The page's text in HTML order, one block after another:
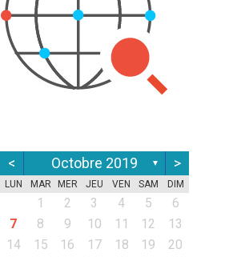
< Octobre 2019 ▼ >
LUN MAR MER JEU VEN SAM DIM
1 2 3 4 5
6
7
8 9 10 11 12
13
14
15 16 17 18 19
20